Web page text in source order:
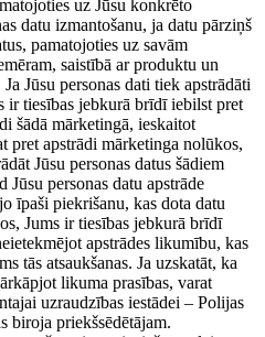
uz Jūsu konkrēto
datu izmantošanu, ja datu pārziņš
pamatojoties uz savām
saistībā ar produktu un
Jūsu personas dati tiek apstrādāti
ir tiesības jebkurā brīdī iebilst pret
šādā mārketingā, ieskaitot
pret apstrādi mārketinga nolūkos,
Jūsu personas datus šādiem
personas datu apstrāde
īpaši piekrišanu, kas dota datu
Jums ir tiesības jebkurā brīdī
apstrādes likumību, kas
tās atsaukšanas. Ja uzskatāt, ka
likuma prasības, varat
uzraudzības iestādei – Polijas
biroja priekšsēdētājam.